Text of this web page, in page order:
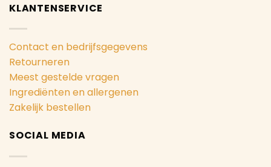
KLANTENSERVICE
Contact en bedrijfsgegevens
Retourneren
Meest gestelde vragen
Ingrediënten en allergenen
Zakelijk bestellen
SOCIAL MEDIA